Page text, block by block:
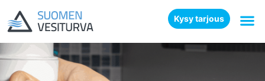
Kysy tarjous